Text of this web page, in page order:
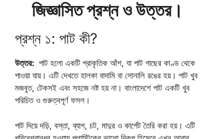
জিজ্ঞাসিত প্রশ্ন ও উত্তর।
প্রশ্ন ১: পাট কী?
উত্তর: পাট হলো একটি প্রাকৃতিক আঁশ, যা পাট গাছের কাণ্ড থেকে
পাওয়া যায়। এটি দেখতে হালকা বাদামি বা সোনালি রঙের হয়। পাট খুব
মজবুত, টেকসই এবং সহজে নষ্ট হয় না। বাংলাদেশে পাট একটি খুব
পরিচিত ও গুরুত্বপূর্ণ ফসল।
পাট দিয়ে দড়ি, বস্তা, ব্যাগ, চট, মাদুর ও কার্পেট তৈরি করা হয়। এটি